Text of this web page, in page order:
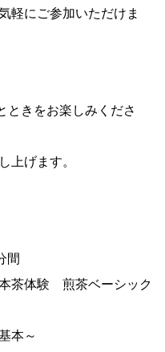
軽にご参加いただけま
ときをお楽しみくださ
上げます。
間
茶体験 煎茶ベーシック
本～